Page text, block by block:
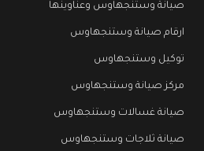
صيانة وستنجهاوس وعناوينها
ارقام صيانة وستنجهاوس
توكيل وستنجهاوس
مركز صيانة وستنجهاوس
صيانة غسالات وستنجهاوس
صيانة ثلاجات وستنجهاوس